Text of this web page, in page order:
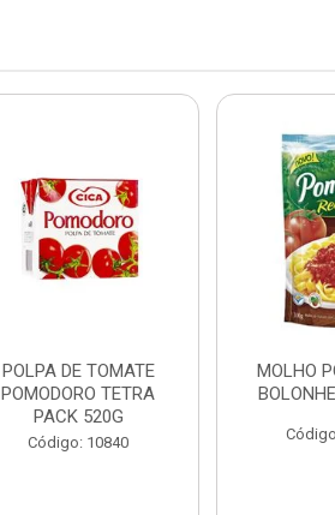
POLPA DE TOMATE
POMODORO TETRA
PACK 520G
Código: 10840
MOLHO